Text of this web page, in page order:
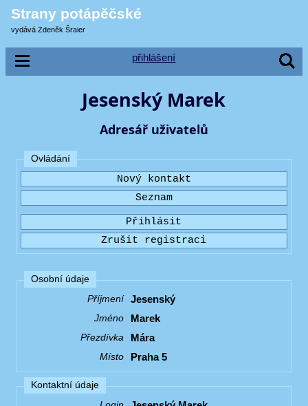
Strany potápěčské
vydává Zdeněk Šraier
přihlášení
Jesenský Marek
Adresář uživatelů
Ovládání
Osobní údaje
Příjmení
Jesenský
Jméno Marek
Přezdívka Mára
Místo Praha 5
Kontaktní údaje